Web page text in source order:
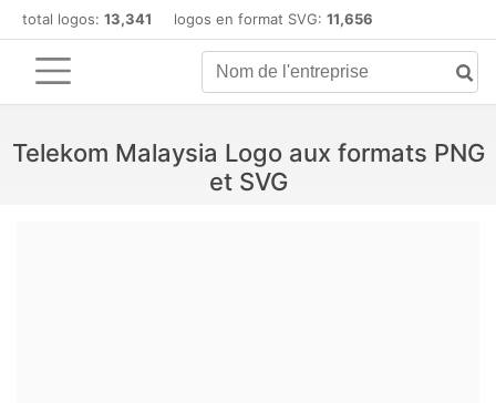
total logos: 13,341 logos en format SVG: 11,656
Telekom Malaysia Logo aux formats PNG
et SVG